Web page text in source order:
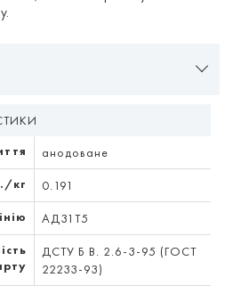
анодоване
кг 0.191
АД31Т5
ДСТУ Б В. 2.6-3-95 (ГОСТ
22233-93)